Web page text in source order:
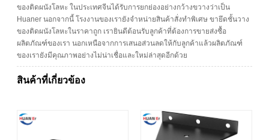
ของติดผนังโลหะ ในประเทศจีนได้รับการยกย่องอย่างกว้างขวางว่าเป็น
Huaner นอกจากนี้ โรงงานของเรายังจำหน่ายสินค้าสั่งทำพิเศษ ขายึดชั้นวาง
ของติดผนังโลหะในราคาถูก เรายินดีต้อนรับลูกค้าที่ต้องการขายส่งซื้อ
ผลิตภัณฑ์ของเรา นอกเหนือจากการเสนอส่วนลดให้กับลูกค้าแล้วผลิตภัณฑ์
ของเรายังมีคุณภาพอย่างไม่น่าเชื่อและใหม่ล่าสุดอีกด้วย
สินค้าที่เกี่ยวข้อง